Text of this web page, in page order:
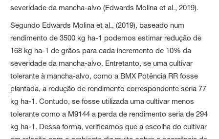
severidade da mancha-alvo (Edwards Molina et al., 2019).
Segundo Edwards Molina et al., (2019), baseado num
rendimento de 3500 kg ha-1 podemos estimar redução de
168 kg ha-1 de grãos para cada incremento de 10% da
severidade da mancha-alvo. Entretanto, se uma cultivar
tolerante à mancha-alvo, como a BMX Potência RR fosse
plantada, a redução de rendimento correspondente seria 77
kg ha-1. Contudo, se fosse utilizada uma cultivar menos
tolerante como a M9144 a perda de rendimento seria de 294
kg ha-1. Dessa forma, verificamos que a escolha do cultivar